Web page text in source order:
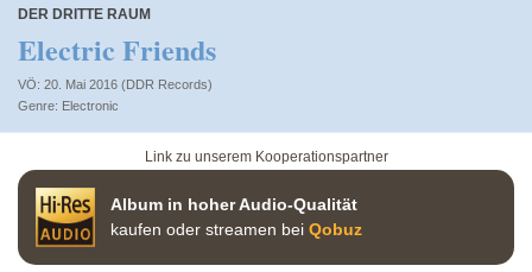
DER DRITTE RAUM
Electric Friends
VÖ: 20. Mai 2016 (DDR Records)
Electronic
Link zu unserem Kooperationspartner
Album in hoher Audio-Qualität
kaufen oder streamen bei Qobuz